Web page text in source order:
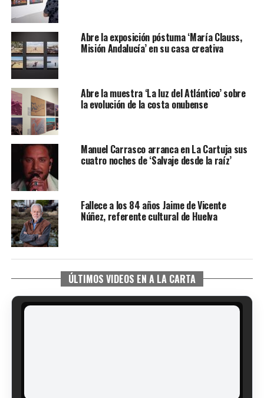
Abre la exposición póstuma ‘María Clauss,
Misión Andalucía’ en su casa creativa
Abre la muestra ‘La luz del Atlántico’ sobre
la evolución de la costa onubense
Manuel Carrasco arranca en La Cartuja sus
cuatro noches de ‘Salvaje desde la raíz’
Fallece a los 84 años Jaime de Vicente
Núñez, referente cultural de Huelva
ÚLTIMOS VIDEOS EN A LA CARTA